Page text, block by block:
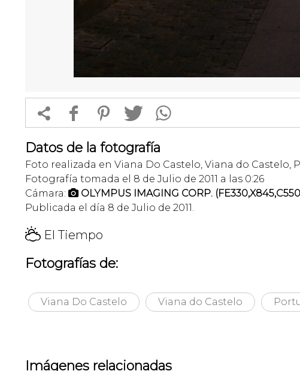
 f 1 T 
Datos de la fotografía
Foto realizada en Viana Do Castelo, Viana do Castelo,
Fotografía tomada el 8 de Julio de 2011 a las 0:26
Cámara:  OLYMPUS IMAGING CORP.
Publicada el día 8 de Julio de 2011.
H El Tiempo
Fotografías de:
Viana Do Castelo Viana do Castelo
Imágenes relacionadas